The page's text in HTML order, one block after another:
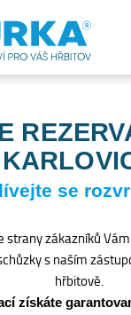
se
strany zákazníků
s naším
hřbitově.
získáte